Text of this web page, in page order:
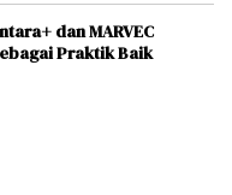
dan MARVEC
Praktik Baik